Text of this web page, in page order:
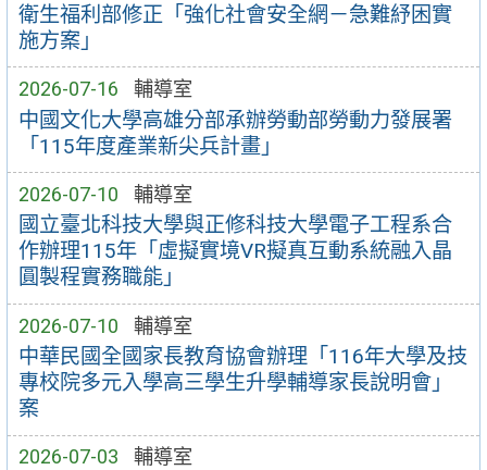
衛生福利部修正「強化社會安全網－急難紓困實
施方案」
2026-07-16 輔導室
中國文化大學高雄分部承辦勞動部勞動力發展署
「115年度產業新尖兵計畫」
2026-07-10 輔導室
國立臺北科技大學與正修科技大學電子工程系合
作辦理115年「虛擬實境VR擬真互動系統融入晶
圓製程實務職能」
2026-07-10 輔導室
中華民國全國家長教育協會辦理「116年大學及技
專校院多元入學高三學生升學輔導家長說明會」
案
2026-07-03 輔導室